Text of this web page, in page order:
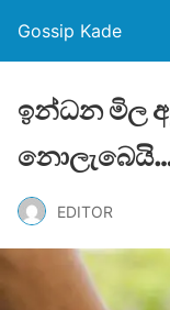
Gossip Kade
ඉන්ධන මිල
EDITOR